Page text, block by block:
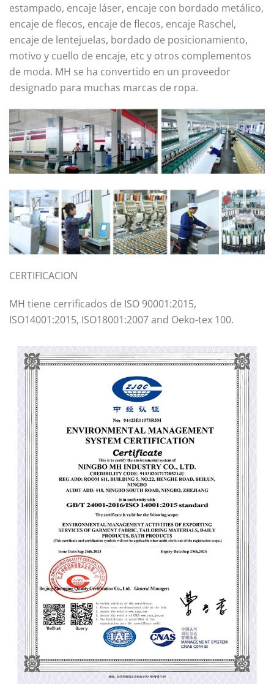
estampado, encaje láser, encaje con bordado metálico,
encaje de flecos, encaje de flecos, encaje Raschel,
encaje de lentejuelas, bordado de posicionamiento,
motivo y cuello de encaje, etc y otros complementos
de moda. MH se ha convertido en un proveedor
designado para muchas marcas de ropa.
CERTIFICACION
MH tiene cerrificados de ISO 90001:2015,
ISO14001:2015, ISO18001:2007 and Oeko-tex 100.